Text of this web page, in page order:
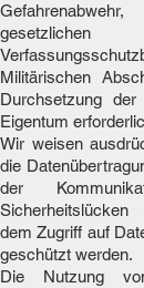
Militärischen
Durchsetzung
Eigentum
Wir weisen
die
der
dem Zugriff auf
geschützt werden.
Die Nutzung